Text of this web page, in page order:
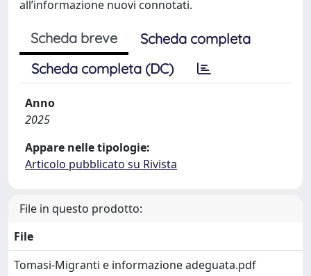
all’informazione nuovi connotati.
Scheda breve
Scheda completa
Scheda completa (DC)
Anno
2025
Appare nelle tipologie:
Articolo pubblicato su Rivista
File in questo prodotto:
File
Tomasi-Migranti e informazione adeguata.pdf